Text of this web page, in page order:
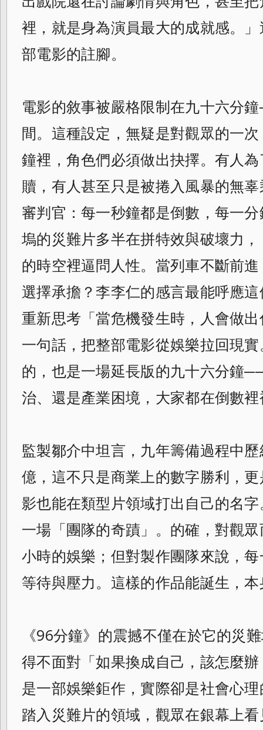
裡，就是身為演員最大的成就感。
部電影的註腳。
電影的敘事被嚴格限制在九十六分
間。這種設定，無疑是對觀眾的一
鐘裡，角色們必須做出抉擇。有人
贖，有人甚至只是被捲入風暴的無
審判官：每一秒鐘都是倒數，每一
塢的災難片多半在拼特效與破壞力
的時空裡逼問人性。當列車不斷前
選擇承擔？李李仁的感言最能呼應
重新思考「當危機發生時，人會做
一句話，把整部電影從娛樂拉回現
的，也是一場延長版的九十六分鐘
治、還是產業困境，大家都在倒數
監製鄒介中坦言，九年籌備過程中
億，這不只是商業上的數字勝利，
影也能在類型片領域打出自己的名
一場「團隊的奇蹟」。的確，對觀
小時的娛樂；但對製作團隊來說，
等待與壓力。這樣的作品能誕生，
《96分鐘》的震撼不僅在於它的災
得不面對「如果換成自己，該怎麼
是一部娛樂鉅作，實際卻是社會心
踏入災難片的領域，觀眾在銀幕上